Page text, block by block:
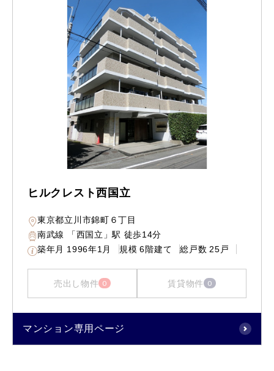
ヒルクレスト西国立
東京都立川市錦町６丁目
南武線 「西国立」駅 徒歩14分
築年月 1996年1月 規模 6階建て 総戸数 25戸
売出し物件 0 賃貸物件 0
マンション専用ページ